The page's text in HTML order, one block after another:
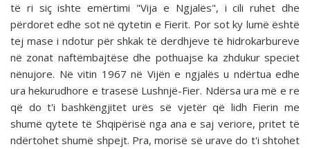
të ri siç ishte emërtimi "Vija e Ngjalës", i cili ruhet dhe
përdoret edhe sot në qytetin e Fierit. Por sot ky lumë është
tej mase i ndotur për shkak të derdhjeve të hidrokarbureve
në zonat naftëmbajtëse dhe pothuajse ka zhdukur speciet
nënujore. Në vitin 1967 në Vijën e ngjalës u ndërtua edhe
ura hekurudhore e trasesë Lushnjë-Fier. Ndërsa ura më e re
që do t'i bashkëngjitet urës së vjetër që lidh Fierin me
shumë qytete të Shqipërisë nga ana e saj veriore, pritet të
ndërtohet shumë shpejt. Pra, morisë së urave do t'i shtohet